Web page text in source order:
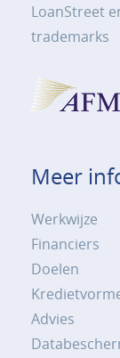
LoanStreet
trademarks
Meer
Werkwijze
Financiers
Doelen
Advies